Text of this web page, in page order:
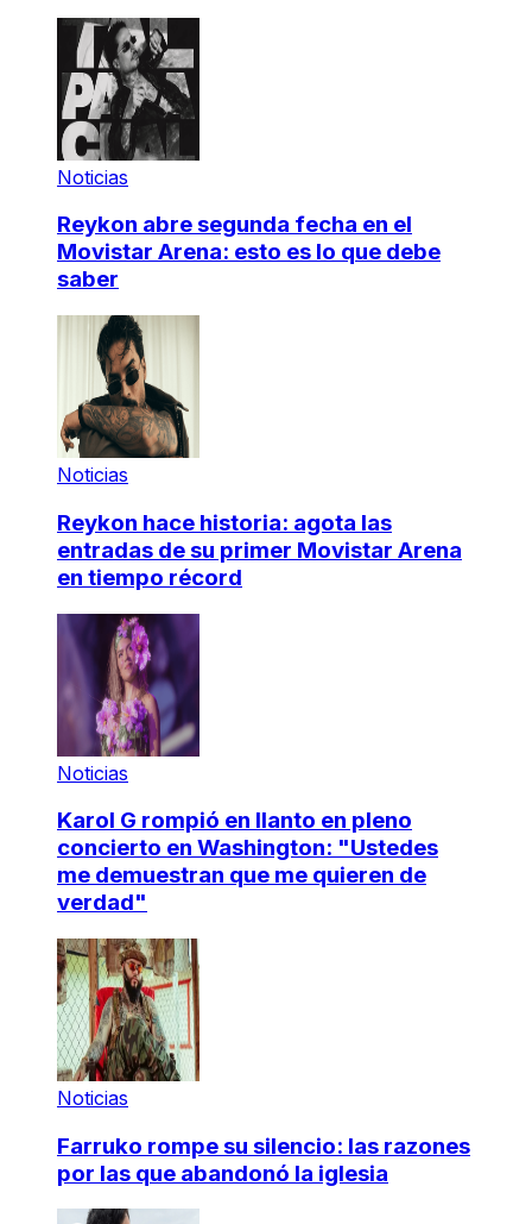
Noticias
Reykon abre segunda fecha en el
Movistar Arena: esto es lo que debe
saber
Noticias
Reykon hace historia: agota las
entradas de su primer Movistar Arena
en tiempo récord
Noticias
Karol G rompió en llanto en pleno
concierto en Washington: "Ustedes
me demuestran que me quieren de
verdad"
Noticias
Farruko rompe su silencio: las razones
por las que abandonó la iglesia